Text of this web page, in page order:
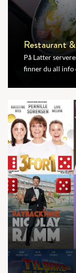
Restaurant
På Latter
finner du all info